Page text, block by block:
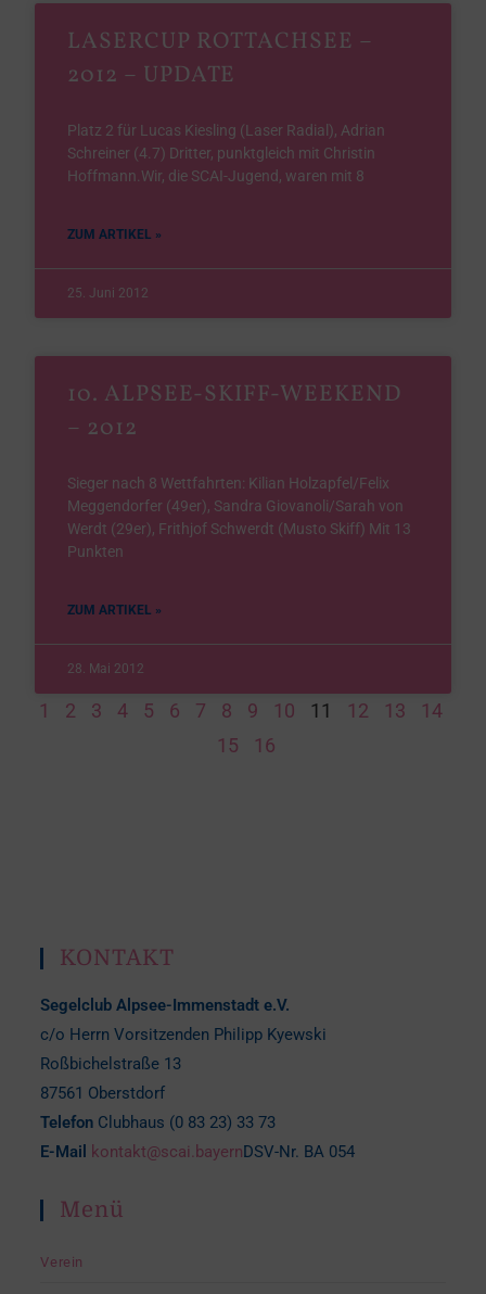
LASERCUP ROTTACHSEE –
2012 – UPDATE
Platz 2 für Lucas Kiesling (Laser Radial), Adrian
Schreiner (4.7) Dritter, punktgleich mit Christin
Hoffmann.Wir, die SCAI-Jugend, waren mit 8
ZUM ARTIKEL »
25. Juni 2012
10. ALPSEE-SKIFF-WEEKEND
– 2012
Sieger nach 8 Wettfahrten: Kilian Holzapfel/Felix
Meggendorfer (49er), Sandra Giovanoli/Sarah von
Werdt (29er), Frithjof Schwerdt (Musto Skiff) Mit 13
Punkten
ZUM ARTIKEL »
28. Mai 2012
1 2 3 4 5 6 7 8 9 10 11 12 13
14
15
16
KONTAKT
Segelclub Alpsee-Immenstadt e.V.
c/o Herrn Vorsitzenden Philipp Kyewski
Roßbichelstraße 13
87561 Oberstdorf
Telefon Clubhaus (0 83 23) 33 73
E-Mail
kontakt@scai.bayernDSV-Nr. BA 054
Menü
Verein